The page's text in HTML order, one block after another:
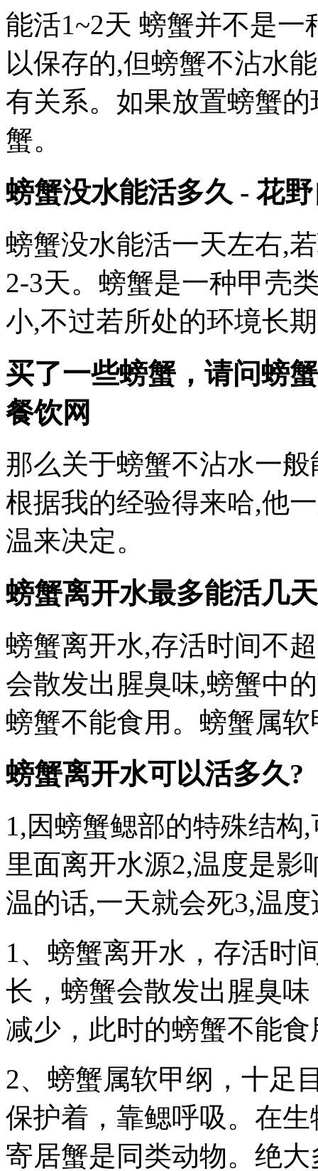
能活1~2天 螃蟹并不是
以保存的,但螃蟹不沾水
有关系。如果放置螃蟹
蟹。
螃蟹没水能活多久 - 花
螃蟹没水能活一天左右,
2-3天。螃蟹是一种甲壳
小,不过若所处的环境长
买了一些螃蟹，请问螃
餐饮网
那么关于螃蟹不沾水一
根据我的经验得来哈,他
温来决定。
螃蟹离开水最多能活几
螃蟹离开水,存活时间不
会散发出腥臭味,螃蟹中
螃蟹不能食用。螃蟹属
螃蟹离开水可以活多久?
1,因螃蟹鳃部的特殊结
里面离开水源2,温度是
温的话,一天就会死3,温
1、螃蟹离开水，存活时
长，螃蟹会散发出腥臭
减少，此时的螃蟹不能食
2、螃蟹属软甲纲，十足
保护着，靠鳃呼吸。在
寄居蟹是同类动物。绝